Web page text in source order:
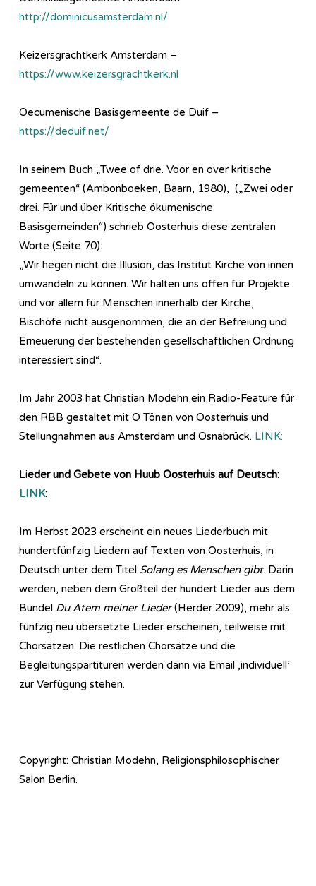
http://dominicusamsterdam.nl/
Keizersgrachtkerk Amsterdam –
https://www.keizersgrachtkerk.nl
Oecumenische Basisgemeente de Duif –
https://deduif.net/
In seinem Buch „Twee of drie. Voor en over kritische
gemeenten“ (Ambonboeken, Baarn, 1980), („Zwei oder
drei. Für und über Kritische ökumenische
Basisgemeinden“) schrieb Oosterhuis diese zentralen
Worte (Seite 70):
„Wir hegen nicht die Illusion, das Institut Kirche von innen
umwandeln zu können. Wir halten uns offen für Projekte
und vor allem für Menschen innerhalb der Kirche,
Bischöfe nicht ausgenommen, die an der Befreiung und
Erneuerung der bestehenden gesellschaftlichen Ordnung
interessiert sind“.
Im Jahr 2003 hat Christian Modehn ein Radio-Feature für
den RBB gestaltet mit O Tönen von Oosterhuis und
Stellungnahmen aus Amsterdam und Osnabrück. LINK:
Lieder und Gebete von Huub Oosterhuis auf Deutsch:
LINK:
Im Herbst 2023 erscheint ein neues Liederbuch mit
hundertfünfzig Liedern auf Texten von Oosterhuis, in
Deutsch unter dem Titel Solang es Menschen gibt. Darin
werden, neben dem Großteil der hundert Lieder aus dem
Bundel Du Atem meiner Lieder(Herder 2009), mehr als
fünfzig neu übersetzte Lieder erscheinen, teilweise mit
Chorsätzen. Die restlichen Chorsätze und die
Begleitungspartituren werden dann via Email ‚individuell‘
zur Verfügung stehen.
Copyright: Christian Modehn, Religionsphilosophischer
Salon Berlin.